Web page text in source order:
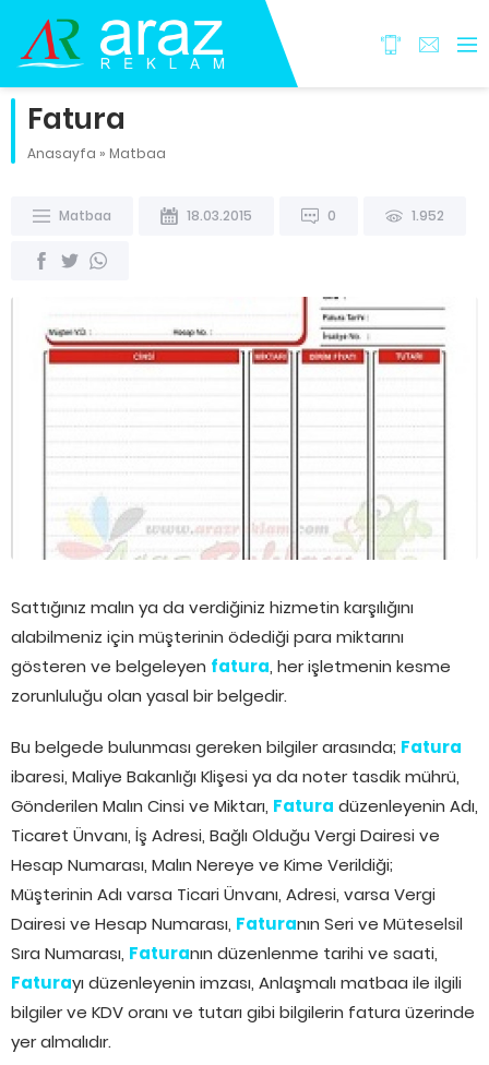
Fatura
Anasayfa » Matbaa
Matbaa 18.03.2015 0 1.952
Sattığınız malın ya da verdiğiniz hizmetin karşılığını
alabilmeniz için müşterinin ödediği para miktarını
gösteren ve belgeleyen fatura, her işletmenin kesme
zorunluluğu olan yasal bir belgedir.
Bu belgede bulunması gereken bilgiler arasında; Fatura
ibaresi, Maliye Bakanlığı Klişesi ya da noter tasdik mührü,
Gönderilen Malın Cinsi ve Miktarı, Fatura düzenleyenin Adı,
Ticaret Ünvanı, İş Adresi, Bağlı Olduğu Vergi Dairesi ve
Hesap Numarası, Malın Nereye ve Kime Verildiği;
Müşterinin Adı varsa Ticari Ünvanı, Adresi, varsa Vergi
Dairesi ve Hesap Numarası, Faturanın Seri ve Müteselsil
Sıra Numarası, Faturanın düzenlenme tarihi ve saati,
Faturayı düzenleyenin imzası, Anlaşmalı matbaa ile ilgili
bilgiler ve KDV oranı ve tutarı gibi bilgilerin fatura üzerinde
yer almalıdır.